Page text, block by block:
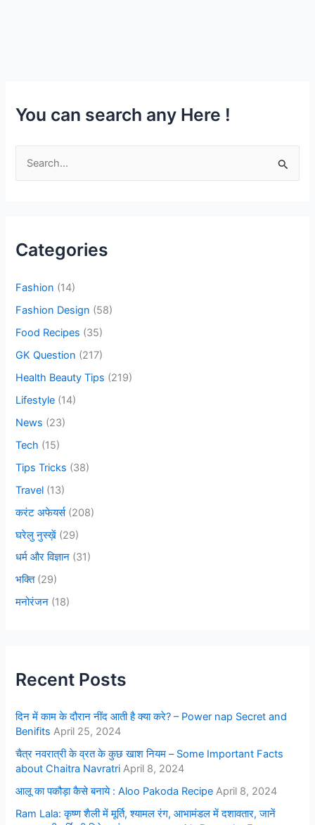
You can search any Here !
h
r
:
Categories
Fashion (14)
Fashion Design (58)
Food Recipes (35)
GK Question (217)
Health Beauty Tips (219)
Lifestyle (14)
News (23)
Tech (15)
Tips Tricks (38)
Travel (13)
करंट अफेयर्स(208)
घरेलु नुस्ख़ें (29)
धर्म और विज्ञान (31)
भक्ति(29)
मनोरंजन (18)
Recent Posts
दिन में काम के दौरान नींद आती है क्या करे? – Power nap Secret and
Benifits April 25, 2024
चैत्र नवरात्री के व्रत के कुछ खाश नियम – Some Important Facts
about Chaitra Navratri April 8, 2024
आलू का पकौड़ा कैसे बनाये : Aloo Pakoda Recipe April 8, 2024
Ram Lala: कृष्ण शैली में मूर्ति, श्यामल रंग, आभामंडल में दशावतार, जानें